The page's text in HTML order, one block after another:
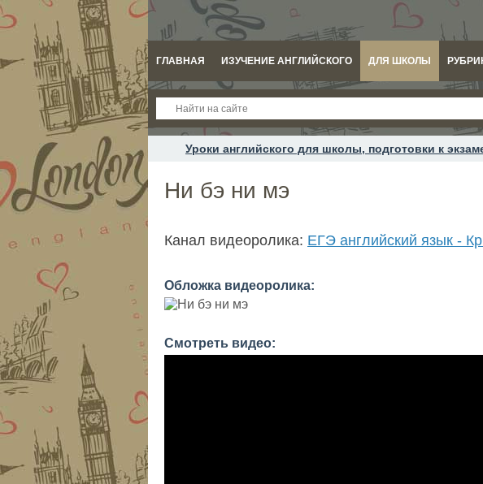
ГЛАВНАЯ ИЗУЧЕНИЕ АНГЛИЙСКОГО ДЛЯ ШКОЛЫ
Уроки английского для школы, подготовки к
Ни бэ ни мэ
Канал видеоролика: ЕГЭ английский язык -
Обложка видеоролика:
Смотреть видео: